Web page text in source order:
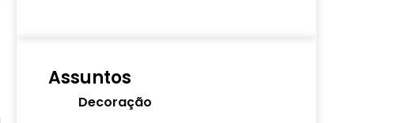
Assuntos
Decoração